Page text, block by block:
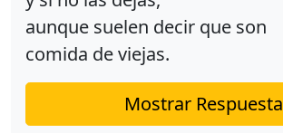
aunque suelen decir que son
comida de viejas.
Mostrar Respuesta